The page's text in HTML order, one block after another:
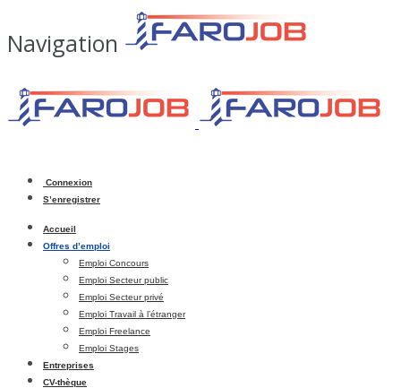
Navigation
Connexion
S’enregistrer
Accueil
Offres d’emploi
Emploi Concours
Emploi Secteur public
Emploi Secteur privé
Emploi Travail à l’étranger
Emploi Freelance
Emploi Stages
Entreprises
CV-thèque